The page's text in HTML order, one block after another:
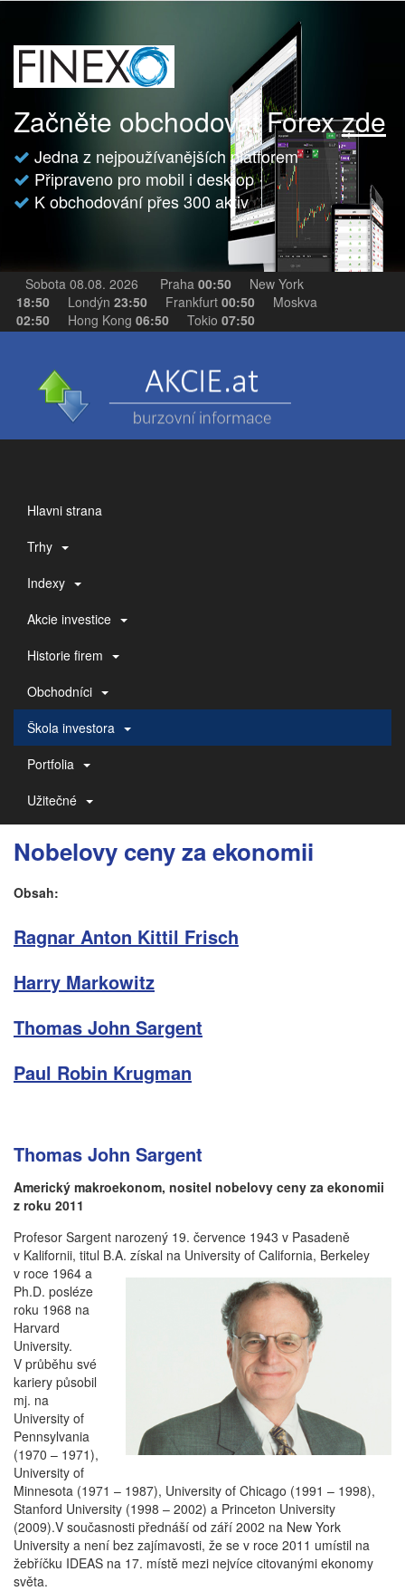
Začněte obchodovat Forexzde
Jedna z nejpoužívanějších platforem
Připraveno pro mobil i desktop
K obchodování přes 300 aktiv
Sobota 08.08. 2026 Praha 00:50
New York
18:50
Londýn 23:50 Frankfurt 00:50
Moskva
02:50
Hong Kong 06:50 Tokio 07:50
Hlavni strana
Trhy
Indexy
Akcie investice
Historie firem
Obchodníci
Škola investora
Portfolia
Užitečné
Nobelovy ceny za ekonomii
Obsah:
Ragnar Anton Kittil Frisch
Harry Markowitz
Thomas John Sargent
Paul Robin Krugman
Thomas John Sargent
Americký makroekonom, nositel nobelovy ceny za ekonomii
z roku 2011
Profesor Sargent narozený 19. července 1943 v Pasadeně
v Kalifornii, titul B.A. získal na University of California, Berkeley
v roce 1964 a
Ph.D. posléze
roku 1968 na
Harvard
University.
V průběhu své
kariery působil
mj. na
University of
Pennsylvania
(1970 – 1971),
University of
Minnesota (1971 – 1987), University of Chicago (1991 – 1998),
Stanford University (1998 – 2002) a Princeton University
(2009).V současnosti přednáší od září 2002 na New York
University a není bez zajímavosti, že se v roce 2011 umístil na
žebříčku IDEAS na 17. místě mezi nejvíce citovanými ekonomy
světa.